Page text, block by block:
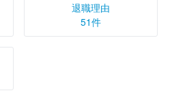
退職理由
51件